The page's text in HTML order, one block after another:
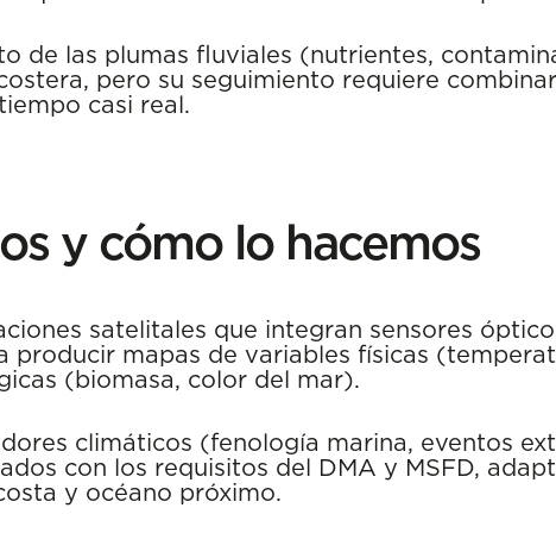
de las plumas fluviales (nutrientes,
pero su seguimiento requiere
casi real.
y cómo lo hacemos
satelitales que integran sensores
producir mapas de variables físicas
(biomasa, color del mar).
climáticos (fenología marina, eventos
con los requisitos del DMA y MSFD,
y océano próximo.